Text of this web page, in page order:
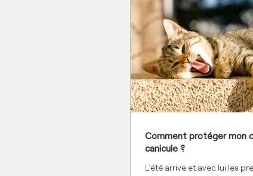
Comment protéger mon
canicule ?
L’été arrive et avec lui les